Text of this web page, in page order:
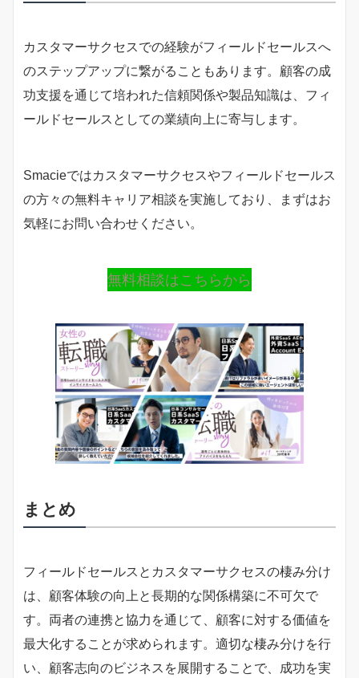
カスタマーサクセスでの経験がフィールドセールスへ
のステップアップに繋がることもあります。顧客の成
功支援を通じて培われた信頼関係や製品知識は、フィ
ールドセールスとしての業績向上に寄与します。
Smacieではカスタマーサクセスやフィールドセールス
の方々の無料キャリア相談を実施しており、まずはお
気軽にお問い合わせください。
無料相談はこちらから
まとめ
フィールドセールスとカスタマーサクセスの棲み分け
は、顧客体験の向上と長期的な関係構築に不可欠で
す。両者の連携と協力を通じて、顧客に対する価値を
最大化することが求められます。適切な棲み分けを行
い、顧客志向のビジネスを展開することで、成功を実